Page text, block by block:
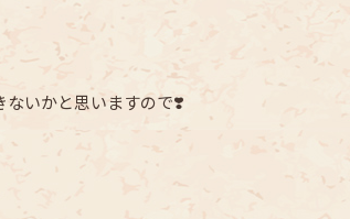
ないかと思いますので❣️